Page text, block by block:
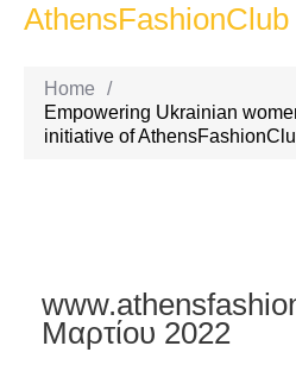
Home
/
Empowering Ukrainian
initiative of
Μαρτίου 2022